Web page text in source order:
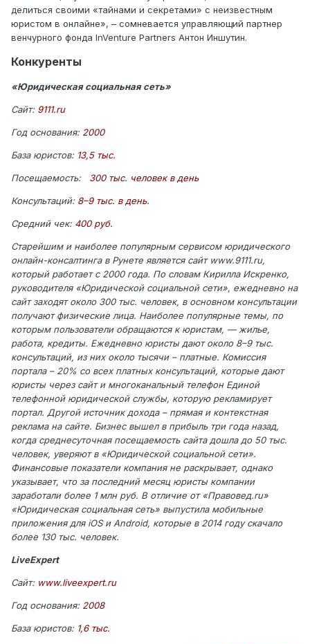
делиться своими «тайнами и секретами» с неизвестным
юристом в онлайне», – сомневается управляющий партнер
венчурного фонда InVenture Partners Антон Иншутин.
Конкуренты
«Юридическая социальная сеть»
Сайт: 9111.ru
Год основания: 2000
База юристов: 13,5 тыс.
Посещаемость: 300 тыс. человек в день
Консультаций: 8–9 тыс. в день.
Средний чек: 400 руб.
Старейшим и наиболее популярным сервисом юридического
онлайн-консалтинга в Рунете является сайт www.9111.ru,
который работает с 2000 года. По словам Кирилла Искренко,
руководителя «Юридической социальной сети», ежедневно на
сайт заходят около 300 тыс. человек, в основном консультации
получают физические лица. Наиболее популярные темы, по
которым пользователи обращаются к юристам, — жилье,
работа, кредиты. Ежедневно юристы дают около 8–9 тыс.
консультаций, из них около тысячи – платные. Комиссия
портала – 20% со всех платных консультаций, которые дают
юристы через сайт и многоканальный телефон Единой
телефонной юридической службы, которую рекламирует
портал. Другой источник дохода – прямая и контекстная
реклама на сайте. Бизнес вышел в прибыль три года назад,
когда среднесуточная посещаемость сайта дошла до 50 тыс.
человек, уверяют в «Юридической социальной сети».
Финансовые показатели компания не раскрывает, однако
указывает, что за последний месяц юристы компании
заработали более 1 млн руб. В отличие от «Правовед.ru»
«Юридическая социальная сеть» выпустила мобильные
приложения для iOS и Android, которые в 2014 году скачало
более 130 тыс. человек.
LiveExpert
Сайт: www.liveexpert.ru
Год основания: 2008
База юристов: 1,6 тыс.